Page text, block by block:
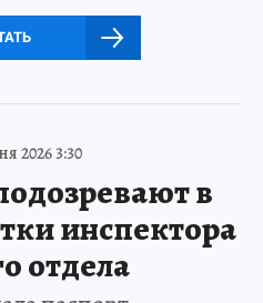
2026 3:30
в
инспектора
отдела